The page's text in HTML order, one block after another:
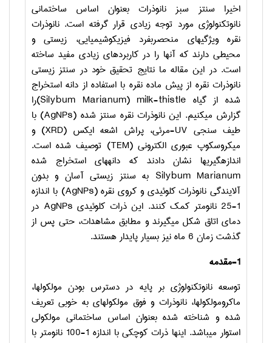
اخیرا سنتز سبز نانوذرات بعنوان اساس ساختمانی
نانوتکنولوژی مورد توجه زیادی قرار گرفته است. نانوذرات
نقره ویژگیهای منحصربفرد فیزیکوشیمیایی، زیستی و
محیطی دارند که آنها را در کاربردهای زیادی مفید ساخته
است. در این مقاله ما نتایج تحقیق خود در سنتز زیستی
نانوذرات نقره از پیش ماده نقره با استفاده از دانه استخراج
شده از گیاه milk-thistle
(Silybum Marianum)را
گزارش می­کنیم. این نانوذرات نقره سنتز شده (AgNPs) با
طیف سنجی UV-مرئی، پراش اشعه ایکس (XRD) و
میکروسکوپ عبوری الکترونی(TEM) توصیف شده است.
اندازه­گیریها نشان دادند که دانه­های استخراج شده
Silybum Marianum به سنتز زیستی آسان و بدون
آلایندگی نانوذرات کلوئیدی و کروی نقره(AgNPs) با اندازه
1-25 نانومتر کمک کنند. این ذرات کلوئیدی
AgNPs در
دمای اتاق شکل می­گیرند و مطابق مشاهدات، حتی پس از
گذشت زمان 6 ماه نیز بسیار پایدار هستند.
1-مقدمه
توسعه نانوتکنولوژی بر پایه در دسترس بودن مولکولها،
ماکرومولکولها، نانوذرات و فوق مولکولهای به خوبی تعریف
شده و شناخته شده بعنوان اساس ساختمانی مولکولی
استوار می­باشد. اینها ذرات کوچکی با اندازه 1-100 نانومتر با